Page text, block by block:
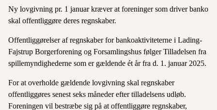
Ny lovgivning pr. 1 januar kræver at foreninger som driver banko
skal offentliggøre deres regnskaber.
Offentliggørelser af regnskaber for bankoaktiviteterne i Lading-
Fajstrup Borgerforening og Forsamlingshus følger Tilladelsen fra
spillemyndighederne som er gældende ét år fra d. 1. januar 2025.
For at overholde gældende lovgivning skal regnskaber
offentliggøres senest seks måneder efter tilladelsens udløb.
Foreningen vil bestræbe sig på at offentliggøre regnskaber,